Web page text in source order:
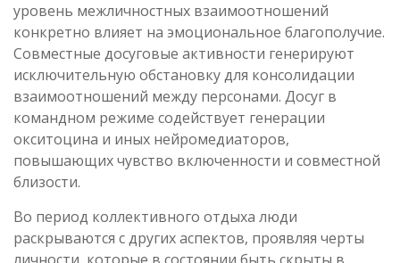
уровень межличностных взаимоотношений
конкретно влияет на эмоциональное благополучие.
Совместные досуговые активности генерируют
исключительную обстановку для консолидации
взаимоотношений между персонами. Досуг в
командном режиме содействует генерации
окситоцина и иных нейромедиаторов,
повышающих чувство включенности и совместной
близости.
Во период коллективного отдыха люди
раскрываются с других аспектов, проявляя черты